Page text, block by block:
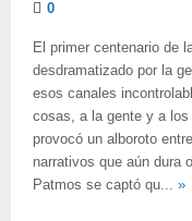
0
El primer centenario de
desdramatizado por la
esos canales
cosas, a la gente y a
provocó un alboroto
narrativos que aún dura
Patmos se captó qu... »